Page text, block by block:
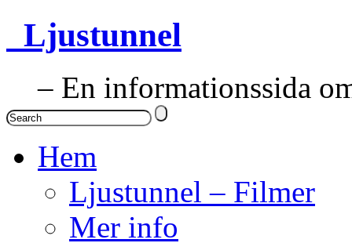
Ljustunnel
– En informationssida
Hem
Ljustunnel – Filmer
Mer info